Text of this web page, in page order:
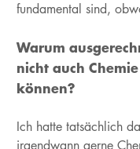
fundamental sind,
Warum
nicht auch
können?
Ich hatte tatsächlich
irgendwann gerne